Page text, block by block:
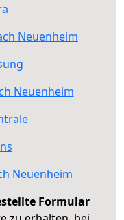
Neuenheim
Neuenheim
Neuenheim
Formular